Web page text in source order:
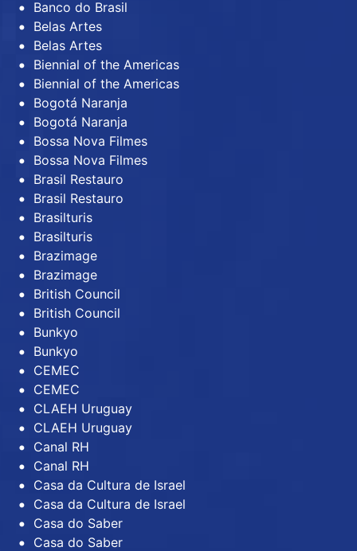
Banco do Brasil
Belas Artes
Belas Artes
Biennial of the Americas
Biennial of the Americas
Bogotá Naranja
Bogotá Naranja
Bossa Nova Filmes
Bossa Nova Filmes
Brasil Restauro
Brasil Restauro
Brasilturis
Brasilturis
Brazimage
Brazimage
British Council
British Council
Bunkyo
Bunkyo
CEMEC
CEMEC
CLAEH Uruguay
CLAEH Uruguay
Canal RH
Canal RH
Casa da Cultura de Israel
Casa da Cultura de Israel
Casa do Saber
Casa do Saber